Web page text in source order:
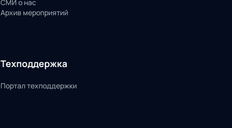
СМИ о нас
Архив мероприятий
Техподдержка
Портал техподдержки